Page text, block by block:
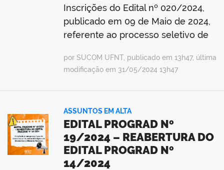
Inscrições do Edital nº 020/2024,
publicado em 09 de Maio de 2024,
referente ao processo seletivo de
por SUCOM UFNT, publicado em 13h47, última
modificação em 31/05/2024 13h47
ASSUNTOS EM ALTA
EDITAL PROGRAD Nº
19/2024 – REABERTURA DO
EDITAL PROGRAD Nº
14/2024